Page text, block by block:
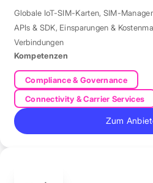
Globale IoT-SIM-Karten, SIM-
APIs & SDK, Einsparungen &
Verbindungen
Kompetenzen
Compliance & Governance
Connectivity & Carrier Services
Zum